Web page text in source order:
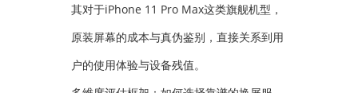
其对于iPhone 11 Pro Max这类旗舰机型，
原装屏幕的成本与真伪鉴别，直接关系到用
户的使用体验与设备残值。